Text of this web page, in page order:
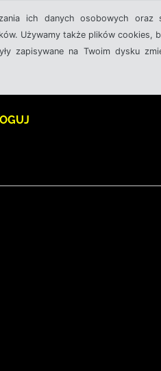
ich danych osobowych oraz
Używamy także plików cookies,
zapisywane na Twoim dysku